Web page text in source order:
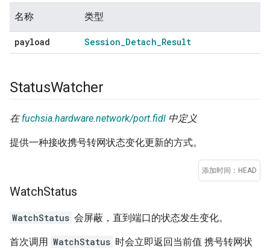
名称 类型
payload Session_Detach_Result
StatusWatcher
在fuchsia.hardware.network/port.fidl 中定义
提供一种接收携号转网状态变化更新的方式。
添加时间：HEAD
WatchStatus
WatchStatus 会屏蔽，直到端口的状态发生变化。
首次调用 WatchStatus 时会立即返回当前值 携号转网状